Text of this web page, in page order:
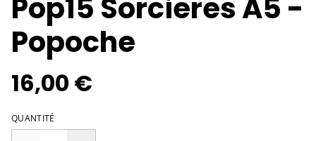
Pop15 Sorcieres A5 -
Popoche
16,00 €
QUANTITÉ